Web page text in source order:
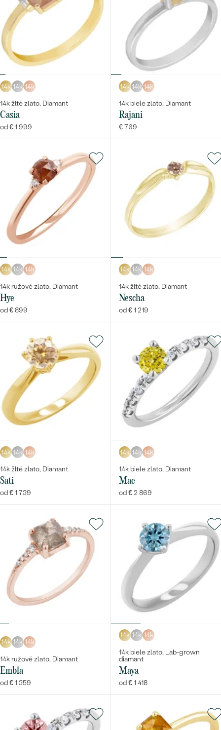
14k 14k 14k
14k žlté zlato, Diamant
Casia
od € 1 999
14k 14k 14k
14k biele zlato, Diamant
Rajani
€ 769
14k 14k 14k
14k ružové zlato, Diamant
Hye
od € 899
14k 14k 14k
14k žlté zlato, Diamant
Nescha
od € 1 219
14k 14k 14k
14k žlté zlato, Diamant
Sati
od € 1 739
14k 14k 14k
14k biele zlato, Diamant
Mae
od € 2 869
14k 14k 14k
14k ružové zlato, Diamant
Embla
od € 1 359
14k 14k 14k
14k biele zlato, Lab-grown
diamant
Maya
od € 1 418